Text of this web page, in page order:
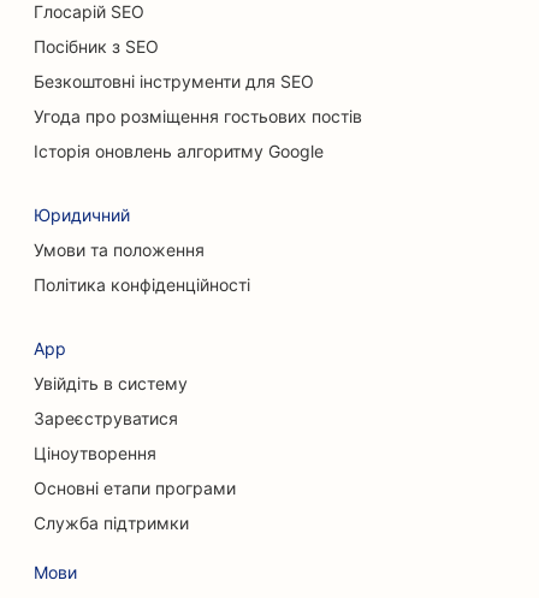
SEO для хіропрактиків
SEO для котячих кафе
SEO для магазинів одягу
SEO для черепно-лицьових хірургів
SEO для кредитних спілок
SEO для консалтингових компаній
SEO для послуг боргового консультування
Глосарій SEO
Посібник з SEO
Безкоштовні інструменти для SEO
Угода про розміщення гостьових постів
Історія оновлень алгоритму Google
Юридичний
Умови та положення
Політика конфіденційності
App
Увійдіть в систему
Зареєструватися
Ціноутворення
Основні етапи програми
Служба підтримки
Мови